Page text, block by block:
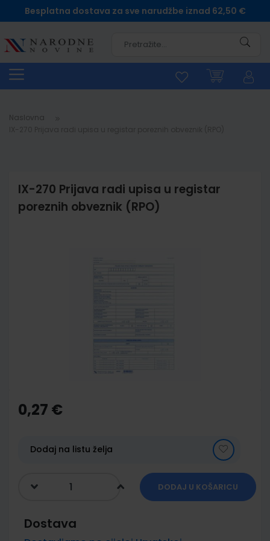
Besplatna dostava za sve narudžbe iznad 62,50 €
Naslovna
IX-270 Prijava radi upisa u registar
poreznih obveznik (RPO)
the
beginning
gallery
0,27 €
Dodaj na listu želja
DODAJ U KOŠARICU
Dostava